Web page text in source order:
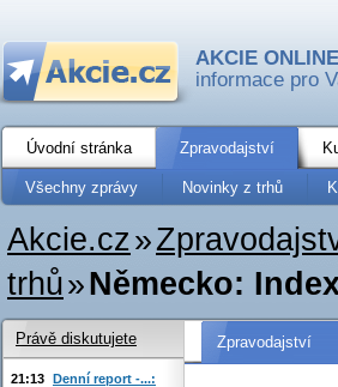
AKCIE ONLINE
informace pro
Úvodní stránka Zpravodajství
Všechny zprávy Novinky z trhů
Akcie.cz»
trhů»Německo:
Zpravodajství
Právě diskutujete
21:13 Denní report -...: